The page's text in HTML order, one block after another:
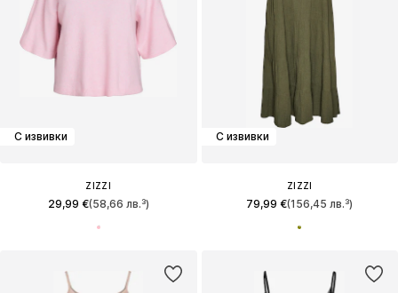
С извивки
ZIZZI
29,99 €(58,66 лв.³)
С извивки
ZIZZI
79,99 €(156,45 лв.³)